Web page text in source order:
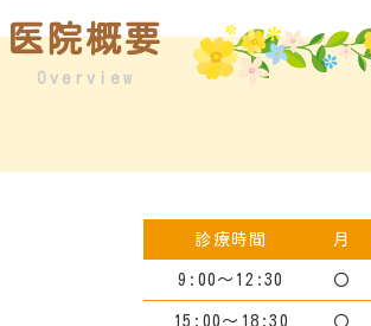
医院概要
Overview
診療時間 月
9:00～12:30 〇
15:00～18:30 〇